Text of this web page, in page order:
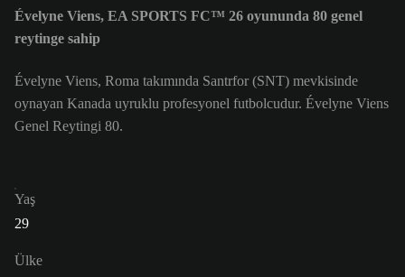
Évelyne Viens, EA SPORTS FC™ 26 oyununda 80 genel
reytinge sahip
Évelyne Viens, Roma takımında Santrfor (SNT) mevkisinde
oynayan Kanada uyruklu profesyonel futbolcudur. Évelyne Viens
Genel Reytingi 80.
Yaş
29
Ülke